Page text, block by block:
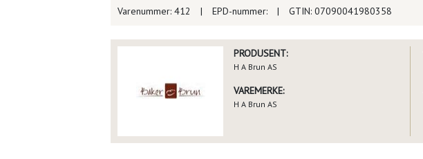
Varenummer: 412 | EPD-nummer: | GTIN: 07090041980358
PRODUSENT:
H A Brun AS
VAREMERKE:
H A Brun AS